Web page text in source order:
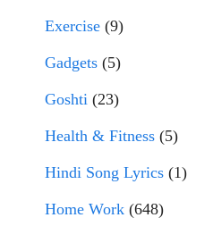
Exercise (9)
Gadgets (5)
Goshti (23)
Health & Fitness (5)
Hindi Song Lyrics (1)
Home Work (648)